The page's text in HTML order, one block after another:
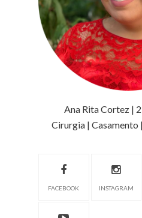
Ana Rita Cortez |
Cirurgia | Casamento
FACEBOOK INSTAGRAM